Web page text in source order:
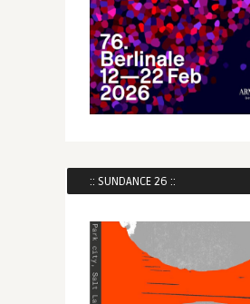
:: SUNDANCE 26 ::